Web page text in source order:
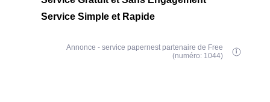
Service Simple et Rapide
Annonce - service papernest partenaire de Free
(numéro: 1044)